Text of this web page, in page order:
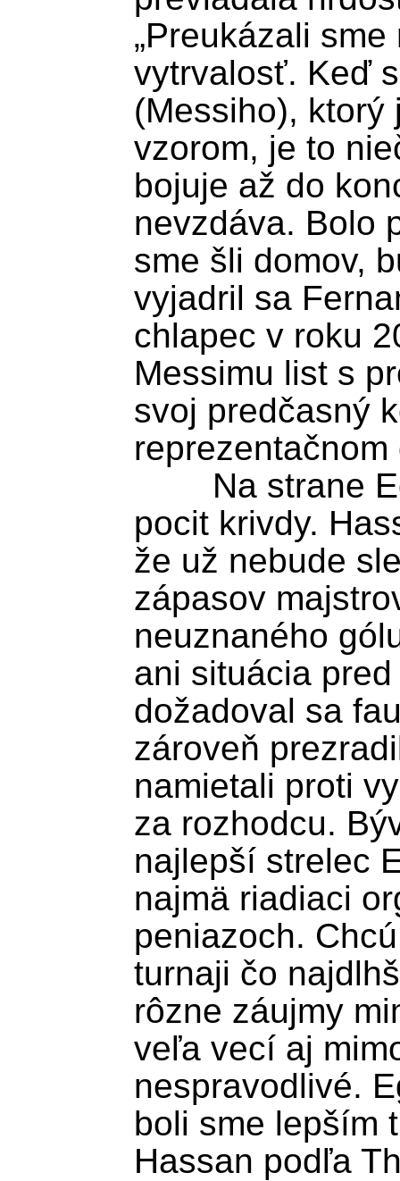
„Preukázali
vytrvalosť. Keď
(Messiho), ktorý
vzorom, je to
bojuje až do
nevzdáva. Bolo
sme šli domov,
vyjadril sa
chlapec v roku
Messimu list s
svoj predčasný
pocit krivdy.
že už nebude
zápasov
neuznaného
ani situácia
dožadoval sa
zároveň
namietali proti
za rozhodcu.
najlepší strelec
najmä riadiaci
peniazoch.
turnaji čo
rôzne záujmy
veľa vecí aj
nespravodlivé.
boli sme lepším
Hassan podľa